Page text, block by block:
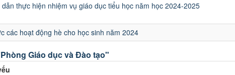
dẫn thực hiện nhiệm vụ giáo dục tiểu học năm học 2024-2025
các hoạt động hè cho học sinh năm 2024
Giáo dục và Đào tạo"